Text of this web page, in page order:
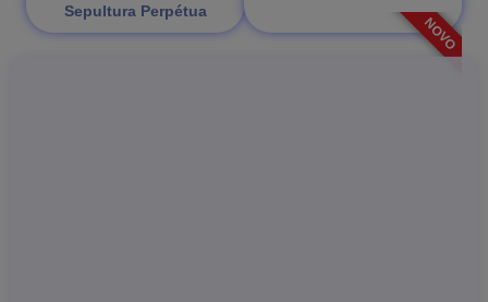
Sepultura Perpétua
NOVO